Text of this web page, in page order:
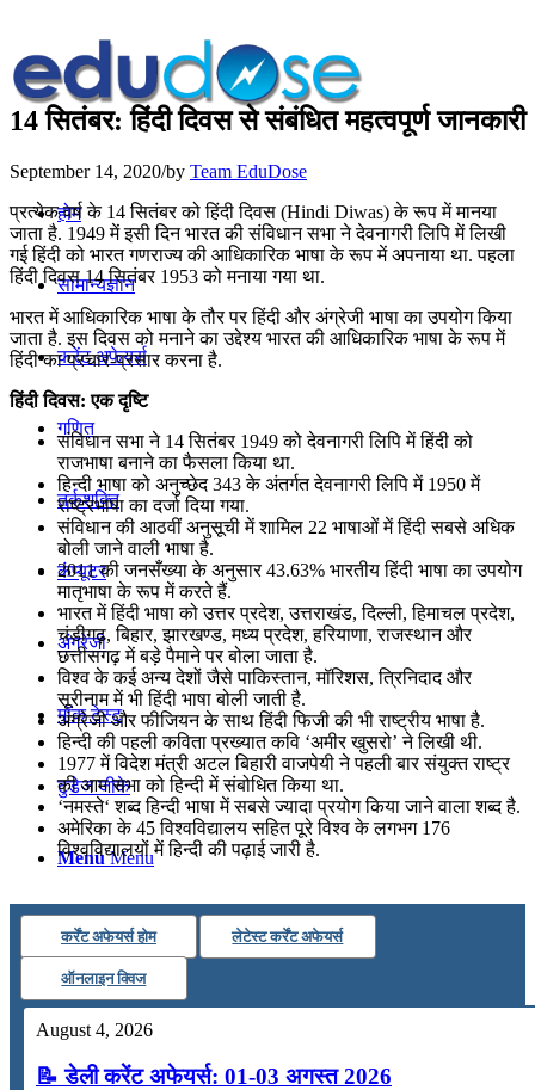
होम
सामान्यज्ञान
करेंट अफेयर्स
गणित
तर्कशक्ति
कंप्यूटर
अंग्रेजी
मॉक टेस्ट
टुडेज जीके
Menu Menu
14 सितंबर: हिंदी दिवस से संबंधित महत्वपूर्ण जानकारी
September 14, 2020/by Team EduDose
प्रत्येक वर्ष के 14 सितंबर को हिंदी दिवस (Hindi Diwas) के रूप में मानया
जाता है. 1949 में इसी दिन भारत की संविधान सभा ने देवनागरी लिपि में लिखी
गई हिंदी को भारत गणराज्य की आधिकारिक भाषा के रूप में अपनाया था. पहला
हिंदी दिवस 14 सितंबर 1953 को मनाया गया था.
भारत में आधिकारिक भाषा के तौर पर हिंदी और अंग्रेजी भाषा का उपयोग किया
जाता है. इस दिवस को मनाने का उद्देश्य भारत की आधिकारिक भाषा के रूप में
हिंदी का प्रचार-प्रसार करना है.
हिंदी दिवस: एक दृष्टि
संविधान सभा ने 14 सितंबर 1949 को देवनागरी लिपि में हिंदी को
राजभाषा बनाने का फैसला किया था.
हिन्दी भाषा को अनुच्छेद 343 के अंतर्गत देवनागरी लिपि में 1950 में
राष्ट्रभाषा का दर्जा दिया गया.
संविधान की आठवीं अनुसूची में शामिल 22 भाषाओं में हिंदी सबसे अधिक
बोली जाने वाली भाषा है.
2011 की जनसँख्या के अनुसार 43.63% भारतीय हिंदी भाषा का उपयोग
मातृभाषा के रूप में करते हैं.
भारत में हिंदी भाषा को उत्तर प्रदेश, उत्तराखंड, दिल्ली, हिमाचल प्रदेश,
चंडीगढ़, बिहार, झारखण्ड, मध्य प्रदेश, हरियाणा, राजस्थान और
छत्तीसगढ़ में बड़े पैमाने पर बोला जाता है.
विश्व के कई अन्य देशों जैसे पाकिस्तान, मॉरिशस, त्रिनिदाद और
सूरीनाम में भी हिंदी भाषा बोली जाती है.
अंग्रेजी और फीजियन के साथ हिंदी फिजी की भी राष्ट्रीय भाषा है.
हिन्दी की पहली कविता प्रख्यात कवि ‘अमीर खुसरो’ ने लिखी थी.
1977 में विदेश मंत्री अटल बिहारी वाजपेयी ने पहली बार संयुक्त राष्ट्र
की आम सभा को हिन्दी में संबोधित किया था.
‘नमस्ते‘ शब्द हिन्दी भाषा में सबसे ज्यादा प्रयोग किया जाने वाला शब्द है.
अमेरिका के 45 विश्वविद्यालय सहित पूरे विश्व के लगभग 176
विश्वविद्यालयों में हिन्दी की पढ़ाई जारी है.
कर्रेंट अफेयर्स होम लेटेस्ट कर्रेंट अफेयर्स
ऑनलाइन क्विज
August 4, 2026
📝 डेली करेंट अफेयर्स: 01-03 अगस्त 2026